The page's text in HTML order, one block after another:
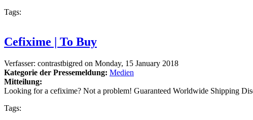
Tags:
Cefixime | To Buy
Verfasser: contrastbigred on Monday, 15 January 2018
Kategorie der Pressemeldung: Medien
Mitteilung:
Looking for a cefixime? Not a problem! Guaranteed Worldwide Shipping
Tags: